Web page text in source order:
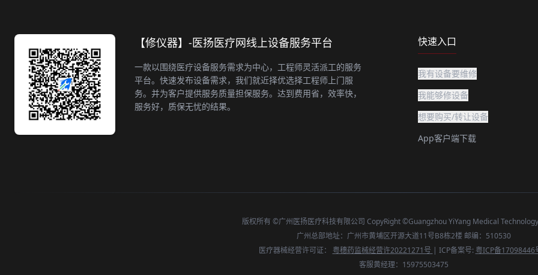
【修仪器】-医扬医疗网线上设备服务平台
一款以围绕医疗设备服务需求为中心，工程师灵活派工的服务
平台。快速发布设备需求，我们就近择优选择工程师上门服
务。并为客户提供服务质量担保服务。达到费用省，效率快，
服务好，质保无忧的结果。
快速入口
我有设备要维修
我能够修设备
想要购买/转让设备
App客户端下载
版权所有 ©广州医扬医疗科技有限公司 CopyRight ©Guangzhou YiYang Medical
广州总部地址：广州市黄埔区开源大道11号B8栋2楼 邮编：510530
医疗器械经营许可证： 粤穗药监械经营许20221271号 | ICP备案号: 粤ICP备17098446
客服黄经理：15975503475